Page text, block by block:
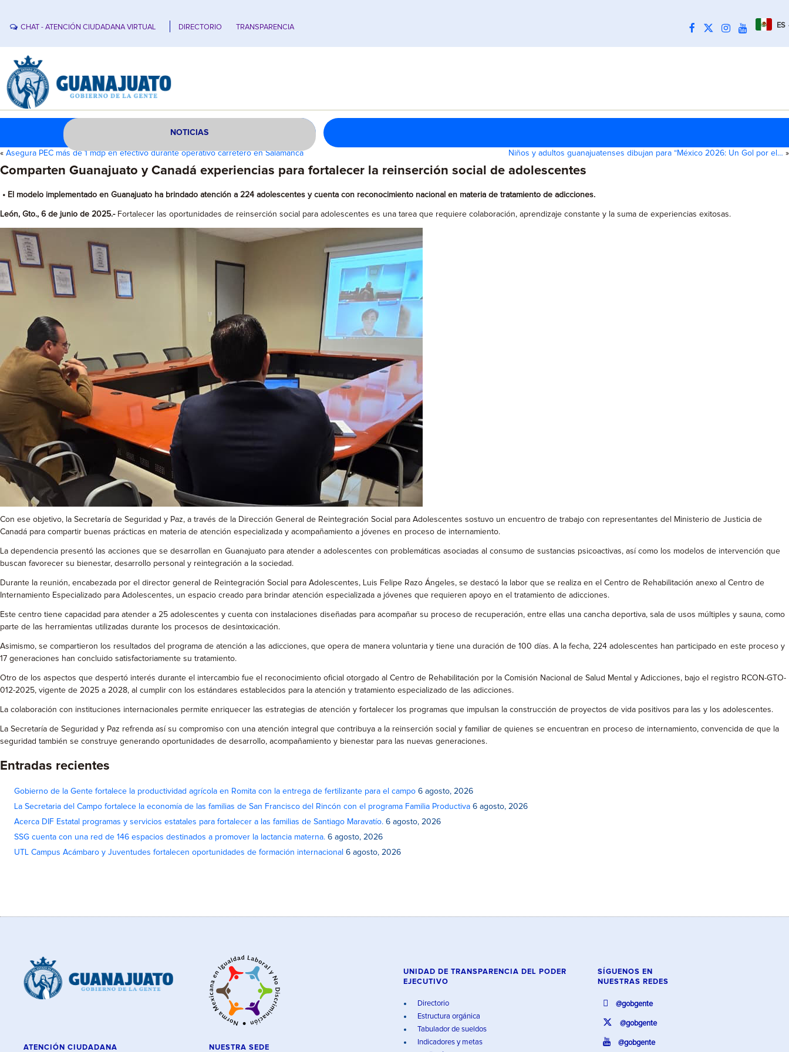
CHAT - ATENCIÓN CIUDADANA VIRTUAL DIRECTORIO TRANSPARENCIA ES
NOTICIAS
« Asegura PEC más de 1 mdp en efectivo durante operativo carretero en Salamanca Niños y adultos guanajuatenses dibujan para “México 2026: Un Gol por el… »
Comparten Guanajuato y Canadá experiencias para fortalecer la reinserción social de adolescentes
• El modelo implementado en Guanajuato ha brindado atención a 224 adolescentes y cuenta con reconocimiento nacional en materia de tratamiento de adicciones.
León, Gto., 6 de junio de 2025.-Fortalecer las oportunidades de reinserción social para adolescentes es una tarea que requiere colaboración, aprendizaje constante y la suma de experiencias exitosas.
Con ese objetivo, la Secretaría de Seguridad y Paz, a través de la Dirección General de Reintegración Social para Adolescentes sostuvo un encuentro de trabajo con representantes del Ministerio de Justicia de
Canadá para compartir buenas prácticas en materia de atención especializada y acompañamiento a jóvenes en proceso de internamiento.
La dependencia presentó las acciones que se desarrollan en Guanajuato para atender a adolescentes con problemáticas asociadas al consumo de sustancias psicoactivas, así como los modelos de intervención que
buscan favorecer su bienestar, desarrollo personal y reintegración a la sociedad.
Durante la reunión, encabezada por el director general de Reintegración Social para Adolescentes, Luis Felipe Razo Ángeles, se destacó la labor que se realiza en el Centro de Rehabilitación anexo al Centro de
Internamiento Especializado para Adolescentes, un espacio creado para brindar atención especializada a jóvenes que requieren apoyo en el tratamiento de adicciones.
Este centro tiene capacidad para atender a 25 adolescentes y cuenta con instalaciones diseñadas para acompañar su proceso de recuperación, entre ellas una cancha deportiva, sala de usos múltiples y sauna, como
parte de las herramientas utilizadas durante los procesos de desintoxicación.
Asimismo, se compartieron los resultados del programa de atención a las adicciones, que opera de manera voluntaria y tiene una duración de 100 días. A la fecha, 224 adolescentes han participado en este proceso y
17 generaciones han concluido satisfactoriamente su tratamiento.
Otro de los aspectos que despertó interés durante el intercambio fue el reconocimiento oficial otorgado al Centro de Rehabilitación por la Comisión Nacional de Salud Mental y Adicciones, bajo el registro RCON-GTO-
012-2025, vigente de 2025 a 2028, al cumplir con los estándares establecidos para la atención y tratamiento especializado de las adicciones.
La colaboración con instituciones internacionales permite enriquecer las estrategias de atención y fortalecer los programas que impulsan la construcción de proyectos de vida positivos para las y los adolescentes.
La Secretaría de Seguridad y Paz refrenda así su compromiso con una atención integral que contribuya a la reinserción social y familiar de quienes se encuentran en proceso de internamiento, convencida de que la
seguridad también se construye generando oportunidades de desarrollo, acompañamiento y bienestar para las nuevas generaciones.
Entradas recientes
Gobierno de la Gente fortalece la productividad agrícola en Romita con la entrega de fertilizante para el campo 6 agosto, 2026
La Secretaria del Campo fortalece la economía de las familias de San Francisco del Rincón con el programa Familia Productiva 6 agosto, 2026
Acerca DIF Estatal programas y servicios estatales para fortalecer a las familias de Santiago Maravatío. 6 agosto, 2026
SSG cuenta con una red de 146 espacios destinados a promover la lactancia materna. 6 agosto, 2026
UTL Campus Acámbaro y Juventudes fortalecen oportunidades de formación internacional 6 agosto, 2026
ATENCIÓN CIUDADANA NUESTRA SEDE
UNIDAD DE TRANSPARENCIA DEL PODER
EJECUTIVO
Directorio
Estructura orgánica
Tabulador de sueldos
Indicadores y metas
SÍGUENOS EN
NUESTRAS REDES
@gobgente
@gobgente
@gobgente